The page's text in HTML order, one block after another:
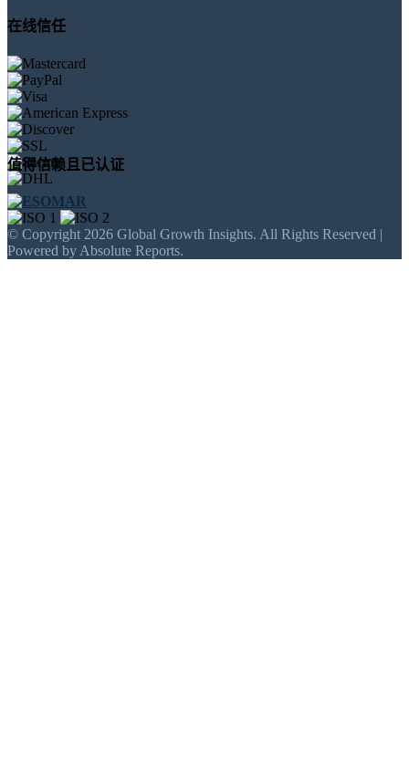
在线信任
值得信赖且已认证
© Copyright 2026 Global Growth Insights. All Rights Reserved |
Powered by Absolute Reports.